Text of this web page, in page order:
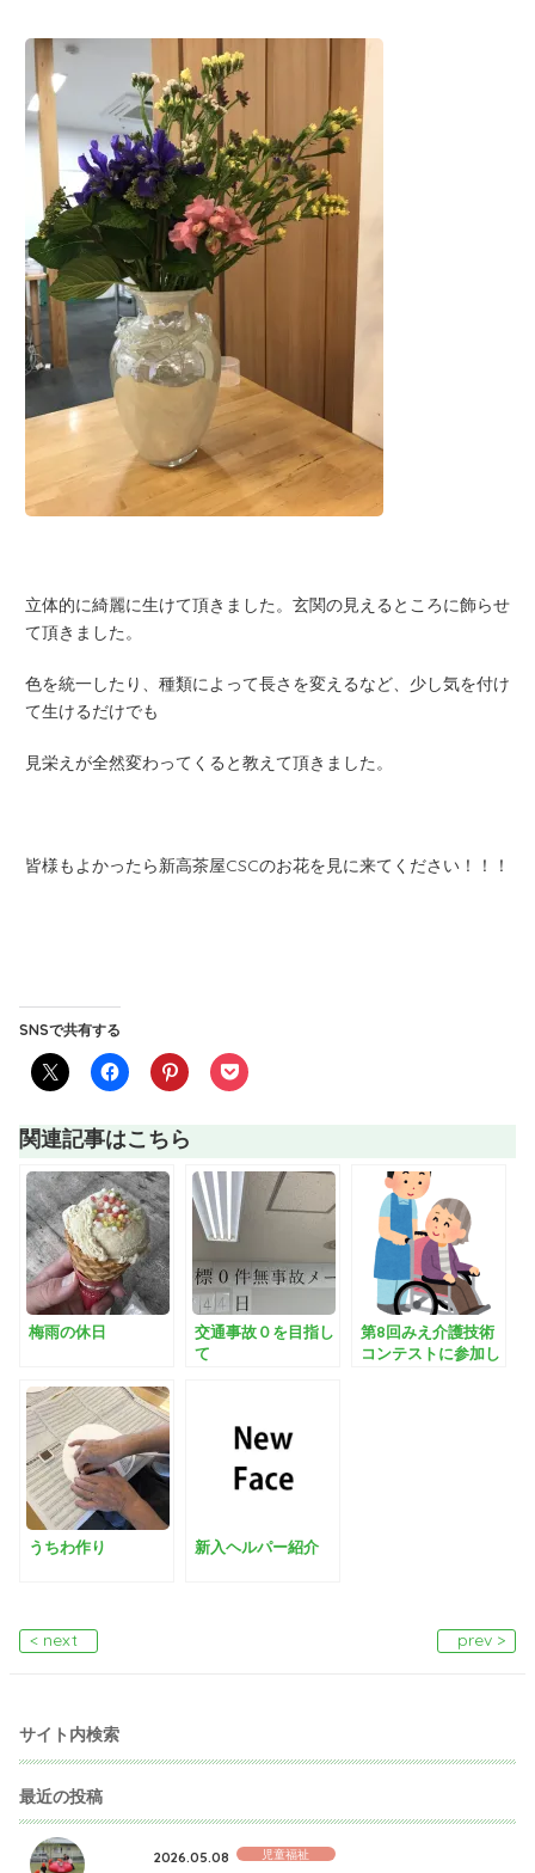
立体的に綺麗に生けて頂きました。玄関の見えるところに飾らせ
て頂きました。
色を統一したり、種類によって長さを変えるなど、少し気を付け
て生けるだけでも
見栄えが全然変わってくると教えて頂きました。
皆様もよかったら新高茶屋CSCのお花を見に来てください！！！
SNSで共有する
関連記事はこちら
梅雨の休日
交通事故０を目指し
て
第8回みえ介護技術
コンテストに参加し
うちわ作り 新入ヘルパー紹介
< next prev >
サイト内検索
最近の投稿
2026.05.08 児童福祉